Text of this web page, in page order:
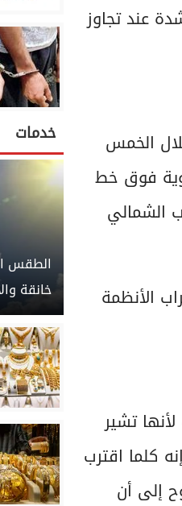
عند تجاوز
الخمس
العالمي لتصل إلى حوالي 2.8 درجة مئوية فوق خط
القطب الشمالي
الأنظمة
لأنها تشير
إنه كلما اقترب
إلى أن
خدمات
الطقس
خانقة